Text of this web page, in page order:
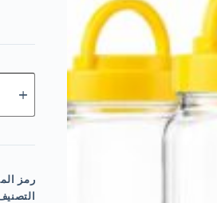
برطمان
ملونين،
10
رمز